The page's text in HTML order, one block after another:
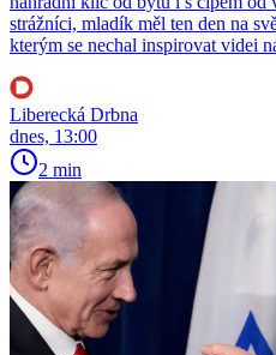
strážníci, mladík měl ten den na
kterým se nechal inspirovat videi
Liberecká Drbna
dnes, 13:00
2 min